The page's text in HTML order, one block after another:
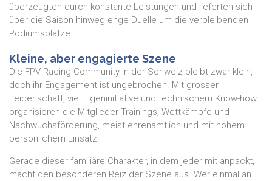
überzeugten durch konstante Leistungen und lieferten sich
über die Saison hinweg enge Duelle um die verbleibenden
Podiumsplätze.
Kleine, aber engagierte Szene
Die FPV-Racing-Community in der Schweiz bleibt zwar klein,
doch ihr Engagement ist ungebrochen. Mit grosser
Leidenschaft, viel Eigeninitiative und technischem Know-how
organisieren die Mitglieder Trainings, Wettkämpfe und
Nachwuchsförderung, meist ehrenamtlich und mit hohem
persönlichem Einsatz.
Gerade dieser familiäre Charakter, in dem jeder mit anpackt,
macht den besonderen Reiz der Szene aus. Wer einmal an